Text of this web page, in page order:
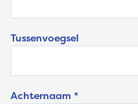
Tussenvoegsel
Achternaam *